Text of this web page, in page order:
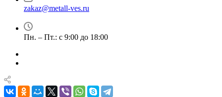
zakaz@metall-ves.ru
Пн. – Пт.: с 9:00 до 18:00